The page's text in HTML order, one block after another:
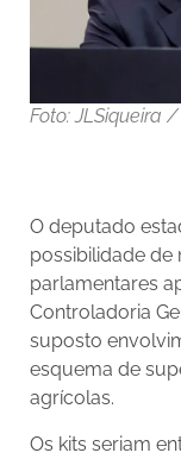
Foto: JLSiqueira
O deputado
possibilidade de
parlamentares
Controladoria
suposto
esquema de
agrícolas.
Os kits seriam